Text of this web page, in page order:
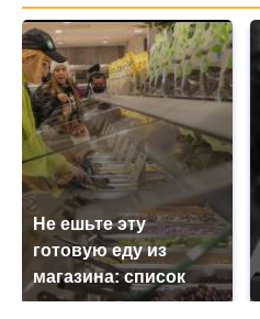
Не ешьте эту
готовую еду из
магазина: список